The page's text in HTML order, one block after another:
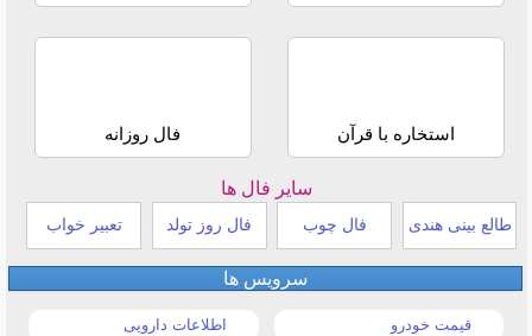
استخاره با قرآن فال روزانه
سایر فال ها
طالع بینی هندی فال چوب فال روز تولد تعبیر خواب
سرویس ها
قیمت خودرو اطلاعات دارویی